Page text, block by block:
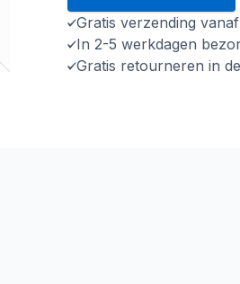
Gratis verzending
In 2-5 werkdagen
Gratis retourneren in